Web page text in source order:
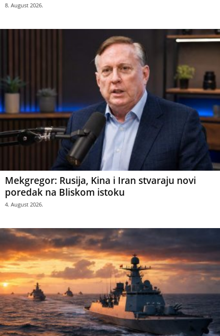
8. August 2026.
Mekgregor: Rusija, Kina i Iran stvaraju novi
poredak na Bliskom istoku
4. August 2026.